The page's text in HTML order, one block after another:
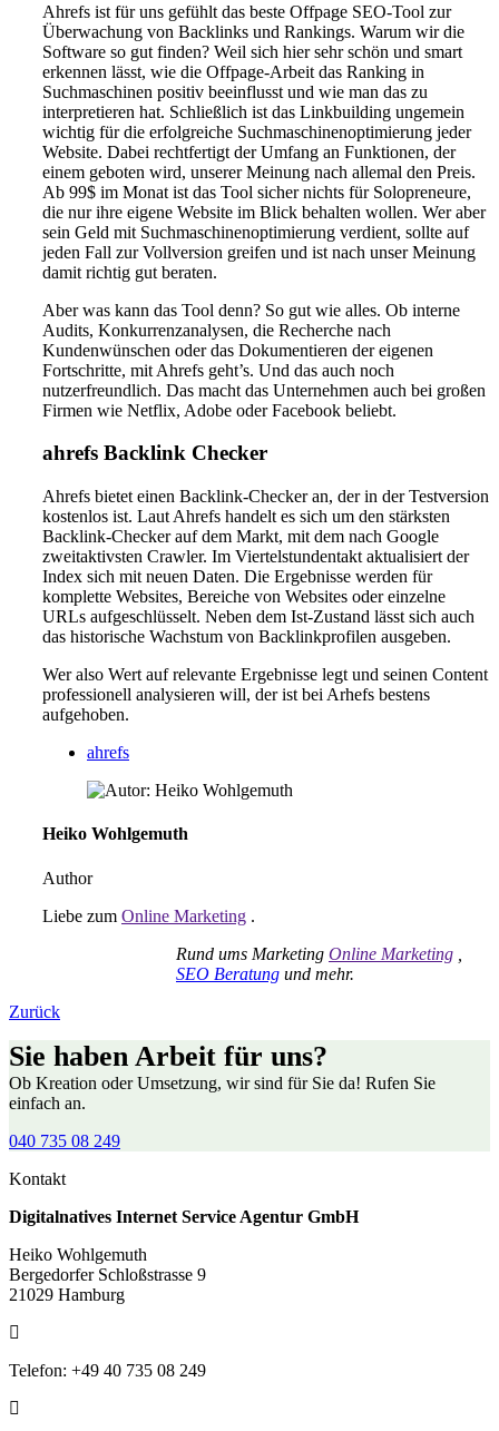
Ahrefs ist für uns gefühlt das beste Offpage SEO-Tool zur
Überwachung von Backlinks und Rankings. Warum wir die
Software so gut finden? Weil sich hier sehr schön und smart
erkennen lässt, wie die Offpage-Arbeit das Ranking in
Suchmaschinen positiv beeinflusst und wie man das zu
interpretieren hat. Schließlich ist das Linkbuilding ungemein
wichtig für die erfolgreiche Suchmaschinenoptimierung jeder
Website. Dabei rechtfertigt der Umfang an Funktionen, der
einem geboten wird, unserer Meinung nach allemal den Preis.
Ab 99$ im Monat ist das Tool sicher nichts für Solopreneure,
die nur ihre eigene Website im Blick behalten wollen. Wer aber
sein Geld mit Suchmaschinenoptimierung verdient, sollte auf
jeden Fall zur Vollversion greifen und ist nach unser Meinung
damit richtig gut beraten.
Aber was kann das Tool denn? So gut wie alles. Ob interne
Audits, Konkurrenzanalysen, die Recherche nach
Kundenwünschen oder das Dokumentieren der eigenen
Fortschritte, mit Ahrefs geht’s. Und das auch noch
nutzerfreundlich. Das macht das Unternehmen auch bei großen
Firmen wie Netflix, Adobe oder Facebook beliebt.
ahrefs Backlink Checker
Ahrefs bietet einen Backlink-Checker an, der in der Testversion
kostenlos ist. Laut Ahrefs handelt es sich um den stärksten
Backlink-Checker auf dem Markt, mit dem nach Google
zweitaktivsten Crawler. Im Viertelstundentakt aktualisiert der
Index sich mit neuen Daten. Die Ergebnisse werden für
komplette Websites, Bereiche von Websites oder einzelne
URLs aufgeschlüsselt. Neben dem Ist-Zustand lässt sich auch
das historische Wachstum von Backlinkprofilen ausgeben.
Wer also Wert auf relevante Ergebnisse legt und seinen Content
professionell analysieren will, der ist bei Arhefs bestens
aufgehoben.
ahrefs
Heiko Wohlgemuth
Author
Liebe zum Online Marketing .
Rund ums Marketing Online Marketing
SEO Beratung und mehr.
Zurück
Sie haben Arbeit für uns?
Ob Kreation oder Umsetzung, wir sind für Sie da! Rufen Sie
einfach an.
040 735 08 249
Kontakt
Digitalnatives Internet Service Agentur GmbH
Heiko Wohlgemuth
Bergedorfer Schloßstrasse 9
21029 Hamburg
Telefon: +49 40 735 08 249